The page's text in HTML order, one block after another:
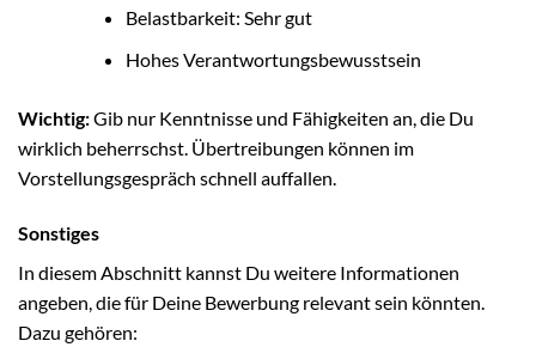
Belastbarkeit: Sehr gut
Hohes Verantwortungsbewusstsein
Wichtig:Gib nur Kenntnisse und Fähigkeiten an, die Du
wirklich beherrschst. Übertreibungen können im
Vorstellungsgespräch schnell auffallen.
Sonstiges
In diesem Abschnitt kannst Du weitere Informationen
angeben, die für Deine Bewerbung relevant sein könnten.
Dazu gehören: